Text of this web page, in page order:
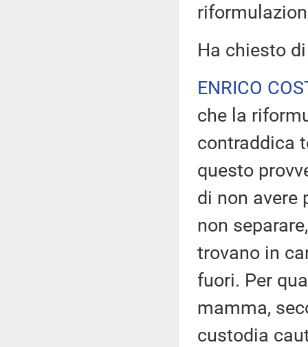
Ha chiesto
ENRICO
che la
contraddica
questo
di non avere
non
trovano in
fuori. Per
mamma,
custodia